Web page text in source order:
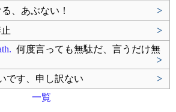
、あぶない！
>
>
何度言っても無駄だ、言うだけ無
>
です、申し訳ない
>
一覧